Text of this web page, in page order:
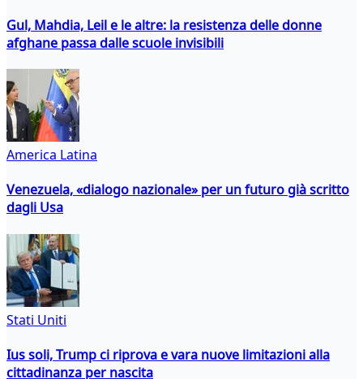
Gul, Mahdia, Leil e le altre: la resistenza delle donne
afghane passa dalle scuole invisibili
America Latina
Venezuela, «dialogo nazionale» per un futuro già scritto
dagli Usa
Stati Uniti
Ius soli, Trump ci riprova e vara nuove limitazioni alla
cittadinanza per nascita